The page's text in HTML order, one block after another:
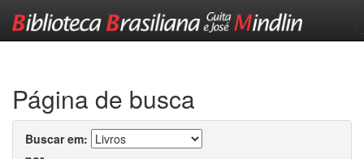
Página de busca
Buscar em: